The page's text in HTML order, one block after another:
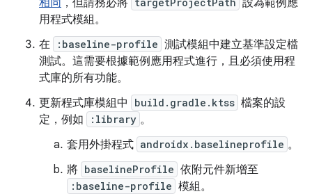
相同 ，但請務必將
設為範例應
用程式模組。
在
:baseline-profile 測試模組中建立基準設定檔
測試。這需要根據範例應用程式進行，且必須使用程
式庫的所有功能。
更新程式庫模組中
build.gradle.ktss 檔案的設
定，例如
:library 。
套用外掛程式 androidx.baselineprofile 。
將 baselineProfile 依附元件新增至
:baseline-profile 模組。